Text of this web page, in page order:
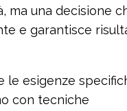
ma una decisione
e garantisce
le esigenze
con tecniche